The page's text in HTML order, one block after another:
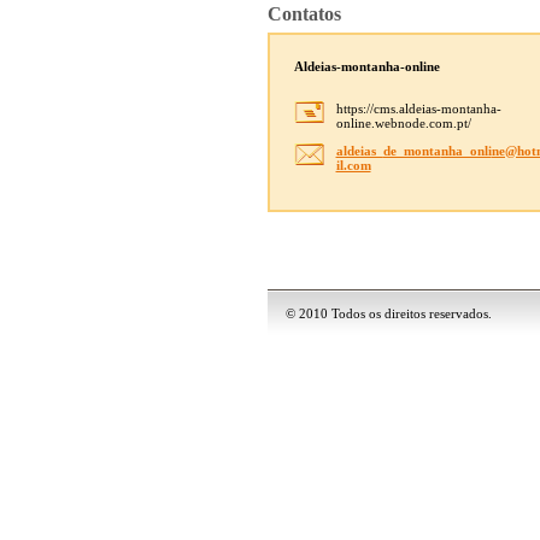
Contatos
Aldeias-montanha-online
https://cms.aldeias-montanha-
online.webnode.com.pt/
aldeias_ de_montanha_onli
il.com
© 2010 Todos os direitos reservados.